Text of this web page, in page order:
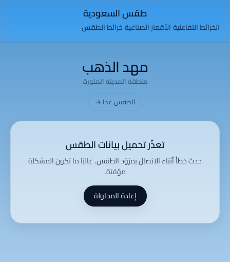
طقس السعودية
الخرائط التفاعليةالأقمار الصناعيةخرائط الطقس
مهد الذهب
منطقة المدينة المنورة
الطقس غدا →
تعذّر تحميل بيانات الطقس
حدث خطأ أثناء الاتصال بمزوّد الطقس. غالبًا ما تكون المشكلة
مؤقتة.
إعادة المحاولة